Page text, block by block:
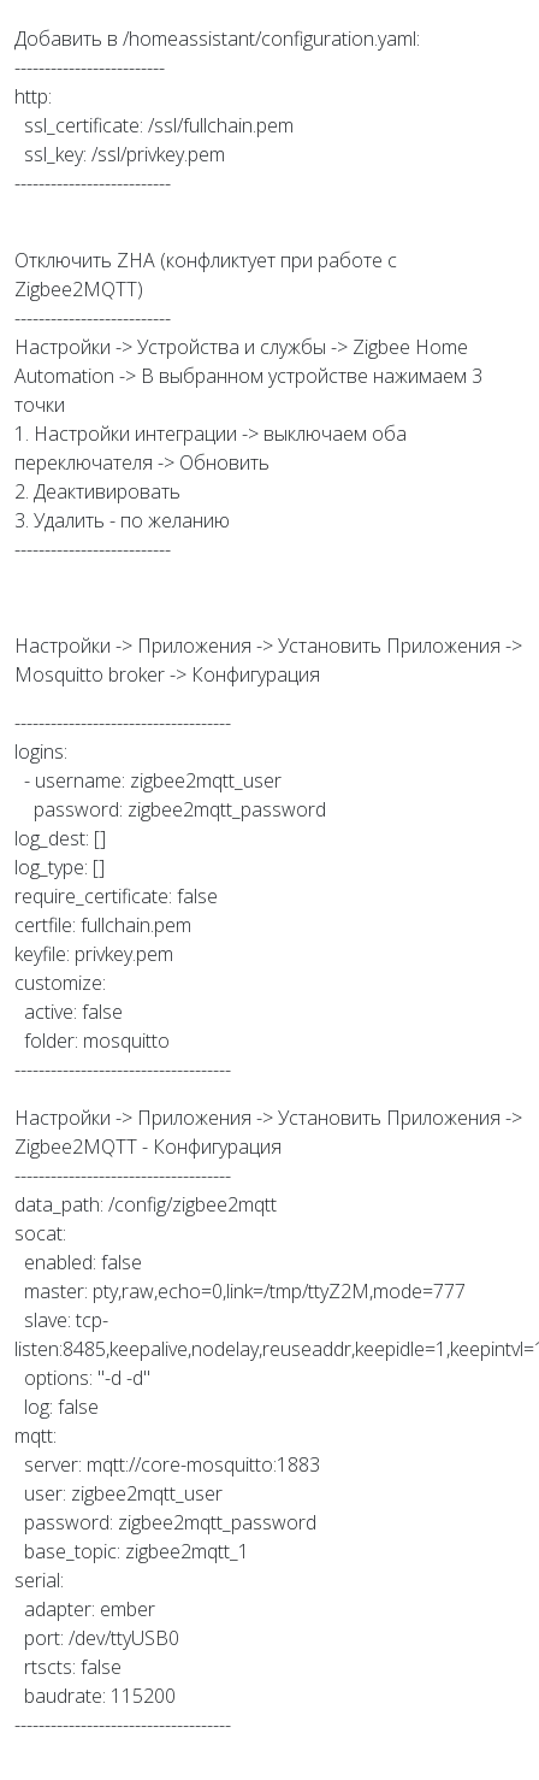
Добавить в /homeassistant/configuration.yaml:
-------------------------
http:
ssl_certificate: /ssl/fullchain.pem
ssl_key: /ssl/privkey.pem
--------------------------
Отключить ZHA (конфликтует при работе с
Zigbee2MQTT)
--------------------------
Настройки -> Устройства и службы -> Zigbee Home
Automation -> В выбранном устройстве нажимаем 3
точки
1. Настройки интеграции -> выключаем оба
переключателя -> Обновить
2. Деактивировать
3. Удалить - по желанию
--------------------------
Настройки -> Приложения -> Установить Приложения ->
Mosquitto broker -> Конфигурация
------------------------------------
logins:
- username: zigbee2mqtt_user
password: zigbee2mqtt_password
log_dest: []
log_type: []
require_certificate: false
certfile: fullchain.pem
keyfile: privkey.pem
customize:
active: false
folder: mosquitto
------------------------------------
Настройки -> Приложения -> Установить Приложения ->
Zigbee2MQTT - Конфигурация
------------------------------------
data_path: /config/zigbee2mqtt
socat:
enabled: false
master: pty,raw,echo=0,link=/tmp/ttyZ2M,mode=777
slave: tcp-
options: "-d -d"
log: false
mqtt:
server: mqtt://core-mosquitto:1883
user: zigbee2mqtt_user
password: zigbee2mqtt_password
base_topic: zigbee2mqtt_1
serial:
adapter: ember
port: /dev/ttyUSB0
rtscts: false
baudrate: 115200
------------------------------------